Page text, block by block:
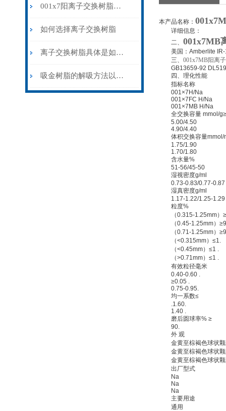
001x7阳离子交换树脂是一种*的离子交换工具
如何选择离子交换树脂
离子交换树脂具体是如何储存的？
吸金树脂的解吸方法以及回收金粉的方法
本产品名称：
详细信息：
二、 001x7MB
美国：Amberlite IR-
三、 001x7MB阳离
GB13659-92 DL519-
四、理化性能
指标名称
001×7H/Na
001×7FC H/Na
001×7MB H/Na
全交换容量 mmol/g≥
5.00/4.50
4.90/4.40
体积交换容量mmol/
1.75/1.90
1.70/1.80
含水量%
51-56/45-50
湿视密度g/ml
0.73-0.83/0.77-0.87
湿真密度g/ml
1.17-1.22/1.25-1.29
粒度%
（0.315-1.25mm）
（0.45-1.25mm）
（0.71-1.25mm）
（<0.315mm）≤1.
（<0.45mm）≤1 .
（>0.71mm）≤1 .
有效粒径毫米
0.40-0.60 .
≥0.05 .
0.75-0.95.
均一系数≤
.1.60.
1.40 .
磨后圆球率% ≥
90.
外 观
金黄至棕褐色球状颗
金黄至棕褐色球状颗
金黄至棕褐色球状颗
出厂型式
Na
Na
Na
主要用途
通用